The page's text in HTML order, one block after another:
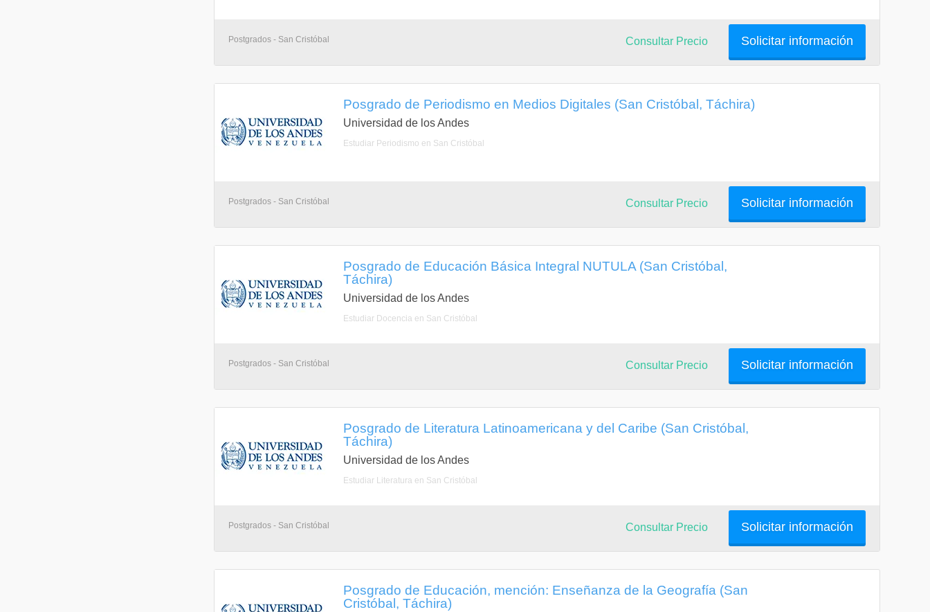
Postgrados - San Cristóbal Solicitar información
Consultar Precio
Posgrado de Periodismo en Medios Digitales (San Cristóbal, Táchira)
Universidad de los Andes
Estudiar Periodismo en San Cristóbal
Postgrados - San Cristóbal Solicitar información
Consultar Precio
Posgrado de Educación Básica Integral NUTULA (San Cristóbal,
Táchira)
Universidad de los Andes
Estudiar Docencia en San Cristóbal
Postgrados - San Cristóbal Solicitar información
Consultar Precio
Posgrado de Literatura Latinoamericana y del Caribe (San Cristóbal,
Táchira)
Universidad de los Andes
Estudiar Literatura en San Cristóbal
Postgrados - San Cristóbal Solicitar información
Consultar Precio
Posgrado de Educación, mención: Enseñanza de la Geografía (San
Cristóbal, Táchira)